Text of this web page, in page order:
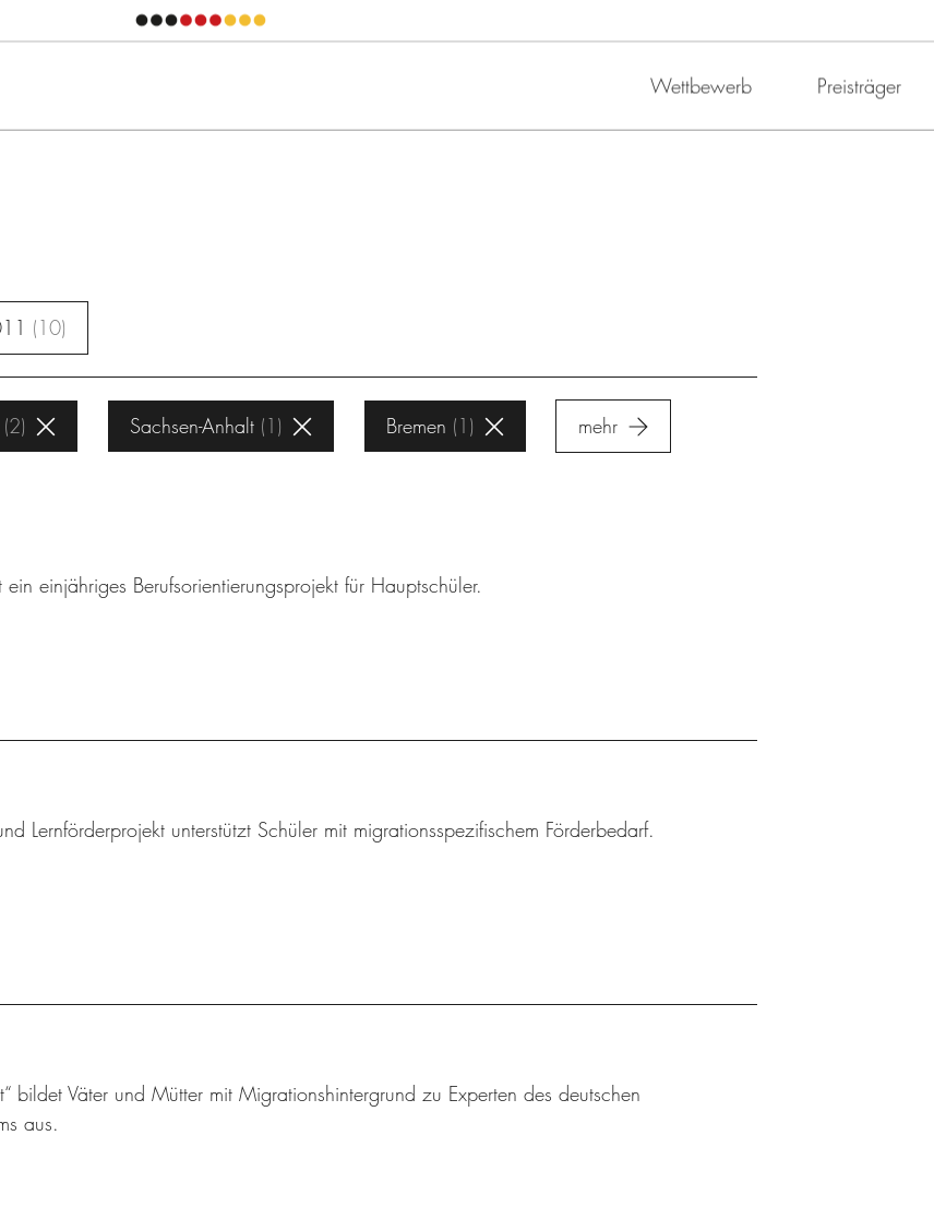
Wettbewerb Preisträger
10
2 Sachsen-Anhalt 1 Bremen 1 mehr
ein einjähriges Berufsorientierungsprojekt für Hauptschüler.
Lernförderprojekt unterstützt Schüler mit migrationsspezifischem Förderbedarf.
bildet Väter und Mütter mit Migrationshintergrund zu Experten des deutschen
aus.